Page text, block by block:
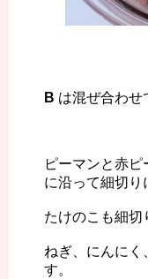
B は混ぜ合わせ
ピーマンと赤
に沿って細切り
たけのこも細切
ねぎ、にんにく
す。